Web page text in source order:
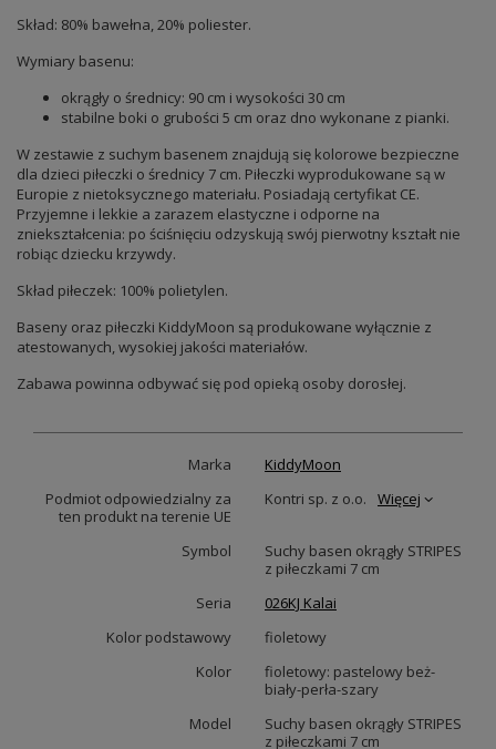
Skład: 80% bawełna, 20% poliester.
Wymiary basenu:
okrągły o średnicy: 90 cm i wysokości 30 cm
stabilne boki o grubości 5 cm oraz dno wykonane z pianki.
W zestawie z suchym basenem znajdują się kolorowe bezpieczne
dla dzieci piłeczki o średnicy 7 cm. Piłeczki wyprodukowane są w
Europie z nietoksycznego materiału. Posiadają certyfikat CE.
Przyjemne i lekkie a zarazem elastyczne i odporne na
zniekształcenia: po ściśnięciu odzyskują swój pierwotny kształt nie
robiąc dziecku krzywdy.
Skład piłeczek: 100% polietylen.
Baseny oraz piłeczki KiddyMoon są produkowane wyłącznie z
atestowanych, wysokiej jakości materiałów.
Zabawa powinna odbywać się pod opieką osoby dorosłej.
Marka
KiddyMoon
Podmiot odpowiedzialny za
ten produkt na terenie UE
Kontri sp. z o.o. Więcej
Symbol
Suchy basen okrągły STRIPES
z piłeczkami 7 cm
Seria
026KJ Kalai
Kolor podstawowy
fioletowy
Kolor
fioletowy: pastelowy beż-
biały-perła-szary
Model
Suchy basen okrągły STRIPES
z piłeczkami 7 cm